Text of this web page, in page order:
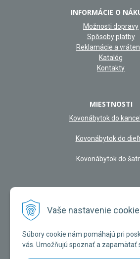
Vaše nastavenie
Súbory cookie nám pomáhajú pri
vás. Umožňujú spoznať a zapamätať
INFORMÁCIE O
Možnosti dopravy
Spôsoby platby
Reklamácie a
Katalóg
Kontakty
MIESTNOSTI
Kovonábytok do
Kovonábytok do
Kovonábytok do